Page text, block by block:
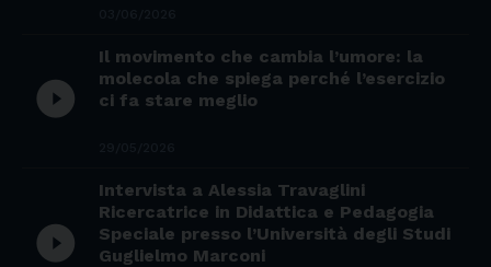
play_circle_filled
Il movimento che cambia l’umore: la
molecola che spiega perché l’esercizio
ci fa stare meglio
play_circle_filled
Intervista a Alessia Travaglini
Ricercatrice in Didattica e Pedagogia
Speciale presso l’Università degli Studi
Guglielmo Marconi